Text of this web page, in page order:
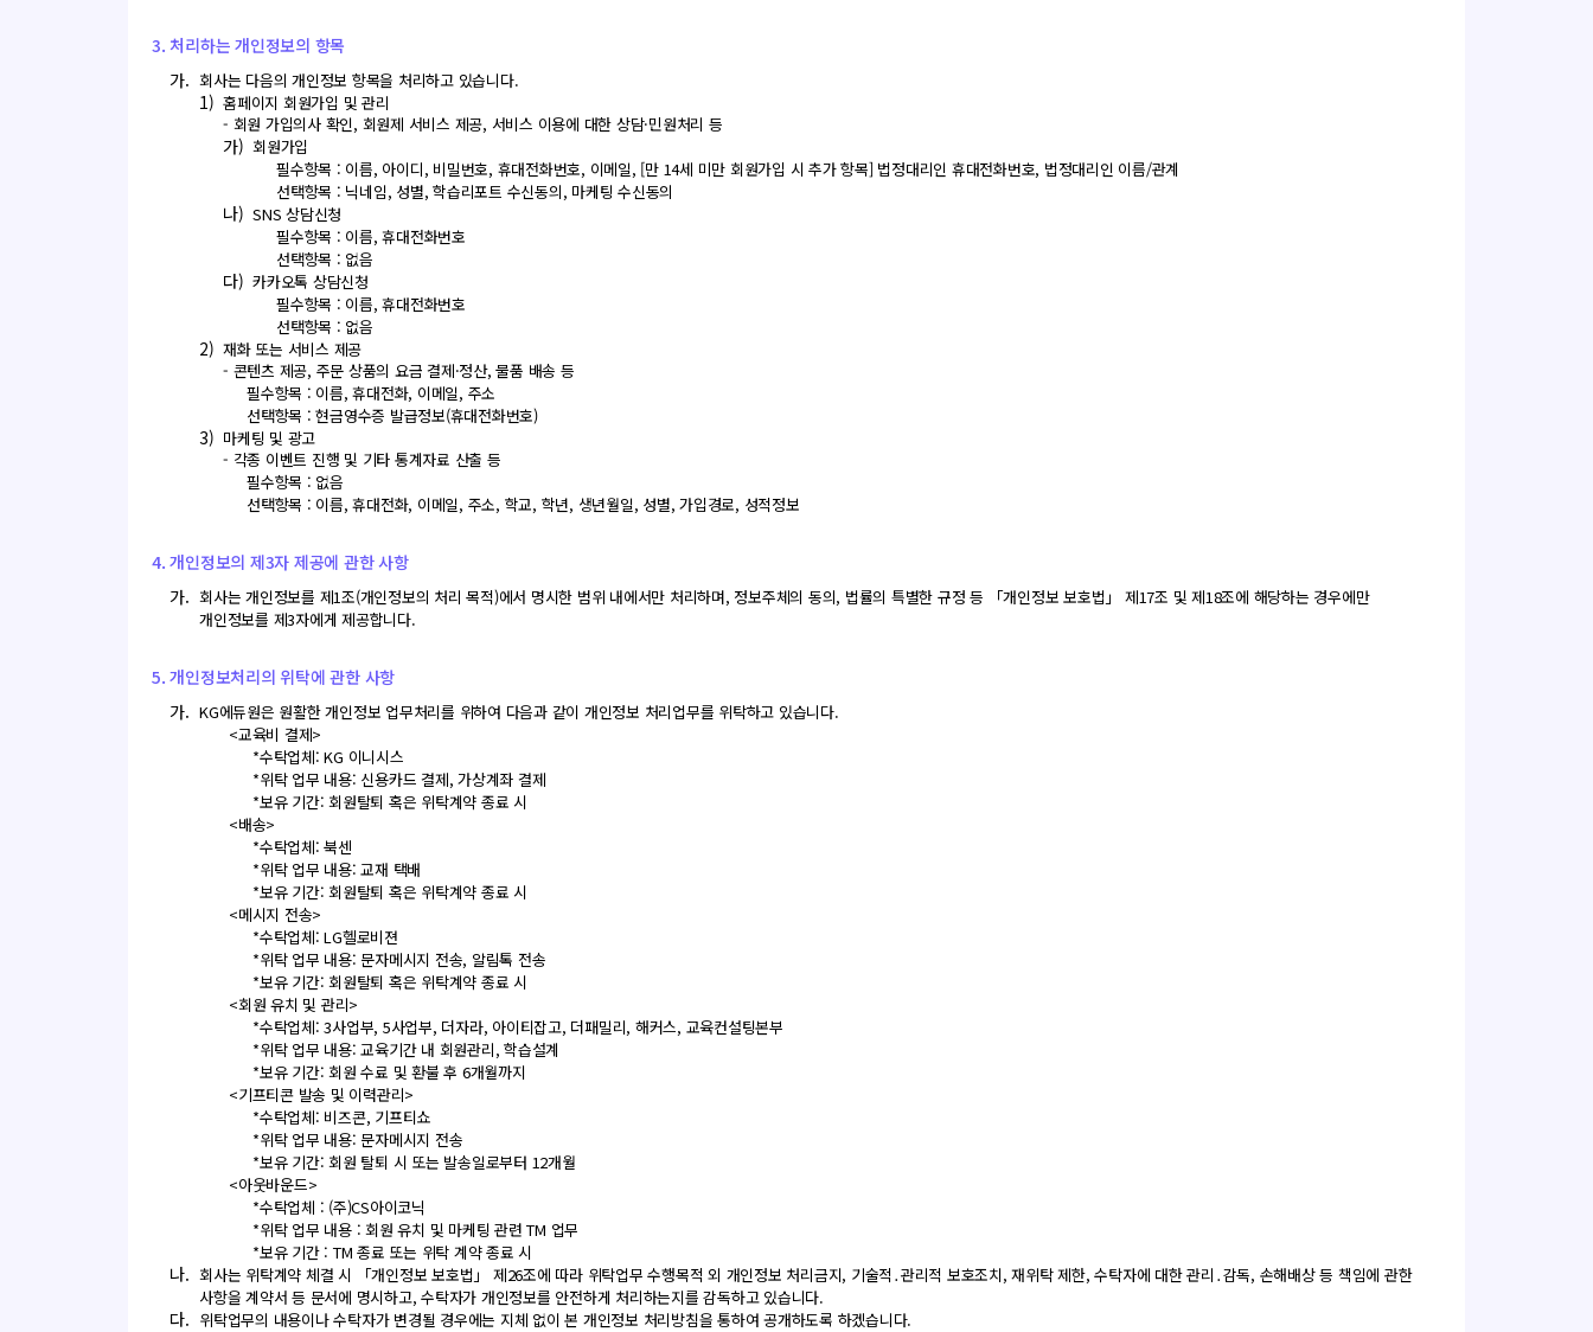
3. 처리하는 개인정보의 항목
가. 회사는 다음의 개인정보 항목을 처리하고 있습니다.
1) 홈페이지 회원가입 및 관리
- 회원 가입의사 확인, 회원제 서비스 제공, 서비스 이용에 대한 상담·민원처리 등
가) 회원가입
필수항목 : 이름, 아이디, 비밀번호, 휴대전화번호, 이메일, [만 14세 미만 회원가입 시 추가 항목] 법정대리인 휴대전화번호, 법정대리인 이름/관계
선택항목 : 닉네임, 성별, 학습리포트 수신동의, 마케팅 수신동의
나) SNS 상담신청
필수항목 : 이름, 휴대전화번호
선택항목 : 없음
다) 카카오톡 상담신청
필수항목 : 이름, 휴대전화번호
선택항목 : 없음
2) 재화 또는 서비스 제공
- 콘텐츠 제공, 주문 상품의 요금 결제·정산, 물품 배송 등
필수항목 : 이름, 휴대전화, 이메일, 주소
선택항목 : 현금영수증 발급정보(휴대전화번호)
3) 마케팅 및 광고
- 각종 이벤트 진행 및 기타 통계자료 산출 등
필수항목 : 없음
선택항목 : 이름, 휴대전화, 이메일, 주소, 학교, 학년, 생년월일, 성별, 가입경로, 성적정보
4. 개인정보의 제3자 제공에 관한 사항
가. 회사는 개인정보를 제1조(개인정보의 처리 목적)에서 명시한 범위 내에서만 처리하며, 정보주체의 동의, 법률의 특별한 규정 등 「개인정보 보호법」 제17조 및 제18조에 해당하는 경우에만
개인정보를 제3자에게 제공합니다.
5. 개인정보처리의 위탁에 관한 사항
가. KG에듀원은 원활한 개인정보 업무처리를 위하여 다음과 같이 개인정보 처리업무를 위탁하고 있습니다.
<교육비 결제>
*수탁업체: KG 이니시스
*위탁 업무 내용: 신용카드 결제, 가상계좌 결제
*보유 기간: 회원탈퇴 혹은 위탁계약 종료 시
<배송>
*수탁업체: 북센
*위탁 업무 내용: 교재 택배
*보유 기간: 회원탈퇴 혹은 위탁계약 종료 시
<메시지 전송>
*수탁업체: LG헬로비젼
*위탁 업무 내용: 문자메시지 전송, 알림톡 전송
*보유 기간: 회원탈퇴 혹은 위탁계약 종료 시
<회원 유치 및 관리>
*수탁업체: 3사업부, 5사업부, 더자라, 아이티잡고, 더패밀리, 해커스, 교육컨설팅본부
*위탁 업무 내용: 교육기간 내 회원관리, 학습설계
*보유 기간: 회원 수료 및 환불 후 6개월까지
<기프티콘 발송 및 이력관리>
*수탁업체: 비즈콘, 기프티쇼
*위탁 업무 내용: 문자메시지 전송
*보유 기간: 회원 탈퇴 시 또는 발송일로부터 12개월
<아웃바운드>
*수탁업체 : (주)CS아이코닉
*위탁 업무 내용 : 회원 유치 및 마케팅 관련 TM 업무
*보유 기간 : TM 종료 또는 위탁 계약 종료 시
나. 회사는 위탁계약 체결 시 「개인정보 보호법」 제26조에 따라 위탁업무 수행목적 외 개인정보 처리금지, 기술적․관리적 보호조치, 재위탁 제한, 수탁자에 대한 관리․감독, 손해배상 등 책임에 관한
사항을 계약서 등 문서에 명시하고, 수탁자가 개인정보를 안전하게 처리하는지를 감독하고 있습니다.
다. 위탁업무의 내용이나 수탁자가 변경될 경우에는 지체 없이 본 개인정보 처리방침을 통하여 공개하도록 하겠습니다.